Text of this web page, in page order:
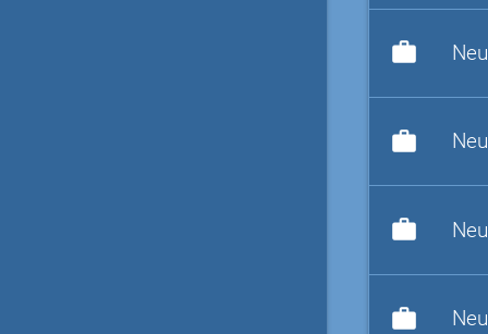
work
work
work
work